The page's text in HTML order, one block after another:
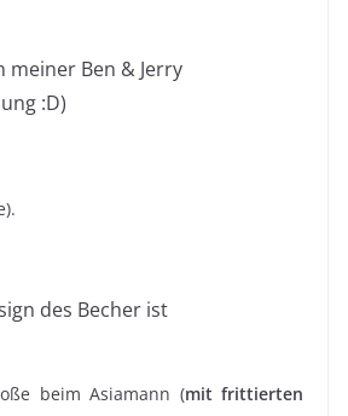
meiner Ben & Jerry
:D)
des Becher ist
beim Asiamann (mit frittierten